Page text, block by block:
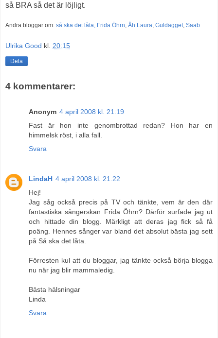
så BRA så det är löjligt.
Andra bloggar om: så ska det låta, Frida Öhrn, Åh Laura, Guldägget, Saab
Ulrika Good kl. 20:15
Dela
4 kommentarer:
Anonym 4 april 2008 kl. 21:19
Fast är hon inte genombrottad redan? Hon har en
himmelsk röst, i alla fall.
Svara
LindaH 4 april 2008 kl. 21:22
Hej!
Jag såg också precis på TV och tänkte, vem är den där
fantastiska sångerskan Frida Öhrn? Därför surfade jag ut
och hittade din blogg. Märkligt att deras jag fick så få
poäng. Hennes sånger var bland det absolut bästa jag sett
på Så ska det låta.
Förresten kul att du bloggar, jag tänkte också börja blogga
nu när jag blir mammaledig.
Bästa hälsningar
Linda
Svara